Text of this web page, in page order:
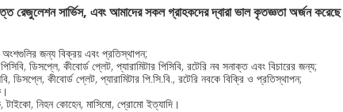
রেজুলেশন সার্ভিস, এবং আমাদের সকল গ্রাহকদের দ্বারা ভাল কৃতজ্ঞতা অর্জন
অংশগুলির জন্য বিক্রয় এবং প্রতিস্থাপন;
ডিসপ্লে, কীবোর্ড প্লেট, প্যারামিটার পিসিবি, রটেরি নব সনাক্ত এবং বিচারের জন্য;
ডিসপ্লে, কীবোর্ড প্লেট, প্যারামিটার পি.সি.বি., রটেরি নবকে বিক্রি ও প্রতিস্থাপন;
টাইকো, নিহন কোহেন, মাসিমো, প্রোমো ইত্যাদি।